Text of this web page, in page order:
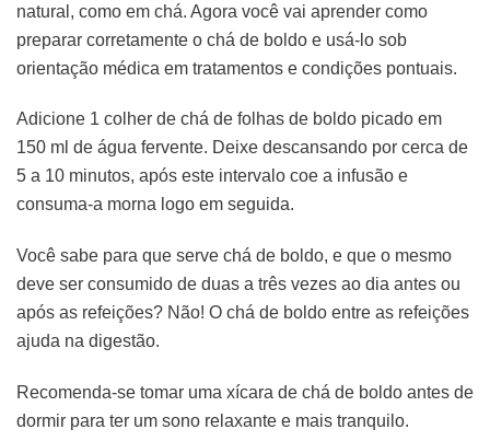
natural, como em chá. Agora você vai aprender como
preparar corretamente o chá de boldo e usá-lo sob
orientação médica em tratamentos e condições pontuais.
Adicione 1 colher de chá de folhas de boldo picado em
150 ml de água fervente. Deixe descansando por cerca de
5 a 10 minutos, após este intervalo coe a infusão e
consuma-a morna logo em seguida.
Você sabe para que serve chá de boldo, e que o mesmo
deve ser consumido de duas a três vezes ao dia antes ou
após as refeições? Não! O chá de boldo entre as refeições
ajuda na digestão.
Recomenda-se tomar uma xícara de chá de boldo antes de
dormir para ter um sono relaxante e mais tranquilo.